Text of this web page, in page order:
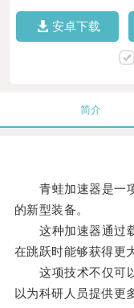
安卓下载
简介
青蛙加速器是一项
的新型装备。
这种加速器通过载
在跳跃时能够获得更
这项技术不仅可以
以为科研人员提供更